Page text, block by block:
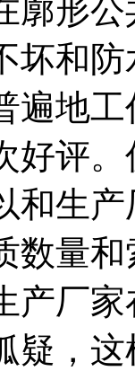
廓形
坏和
遍地
好评
和生
数量
产厂
疑，